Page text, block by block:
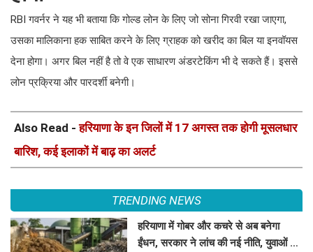
RBI गवर्नर ने यह भी बताया कि गोल्ड लोन के लिए जो सोना गिरवी रखा जाएगा,
उसका मालिकाना हक साबित करने के लिए ग्राहक को खरीद का बिल या इनवॉयस
देना होगा। अगर बिल नहीं है तो वे एक साधारण अंडरटेकिंग भी दे सकते हैं। इससे
लोन प्रक्रिया और पारदर्शी बनेगी।
Also Read -हरियाणा के इन जिलों में 17 अगस्त तक होगी मूसलधार
बारिश, कई इलाकों में बाढ़ का अलर्ट
TRENDING NEWS
हरियाणा में गोबर और कचरे से अब बनेगा
ईंधन, सरकार ने लांच की नई नीति, युवाओं को